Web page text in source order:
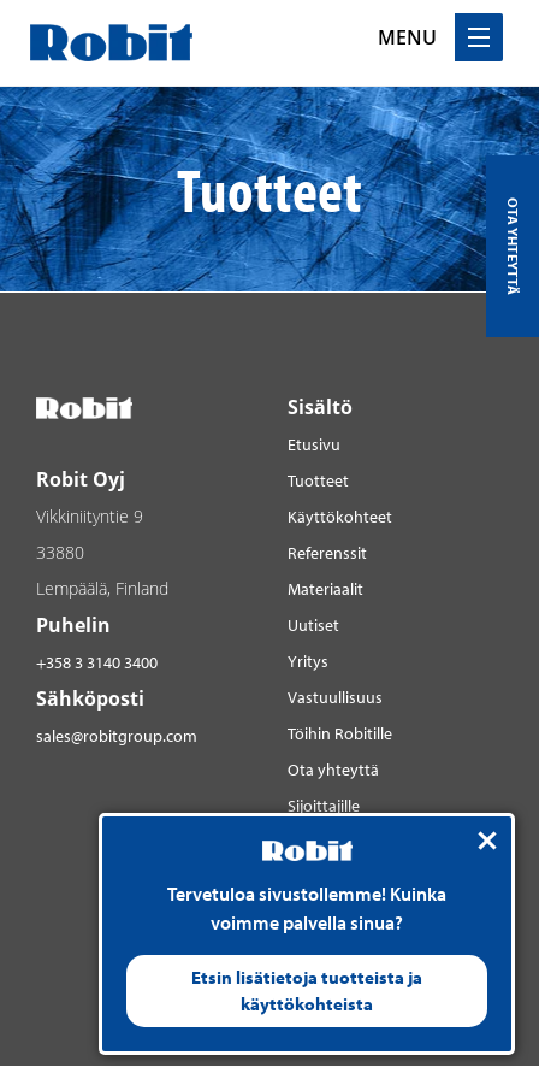
MENU
Skip
to
content
Tuotteet
OTA YHTEYTTÄ
Tervetuloa sivustollemme! Kuinka
voimme palvella sinua?
Etsin lisätietoja tuotteista ja
käyttökohteista
Robit Oyj
Vikkiniityntie 9
33880
Lempäälä, Finland
Puhelin
+358 3 3140 3400
Sähköposti
sales@robitgroup.com
Sisältö
Etusivu
Tuotteet
Käyttökohteet
Referenssit
Materiaalit
Uutiset
Yritys
Vastuullisuus
Töihin Robitille
Ota yhteyttä
Sijoittajille
Sosiaalinen media
LinkedIn
Instagram